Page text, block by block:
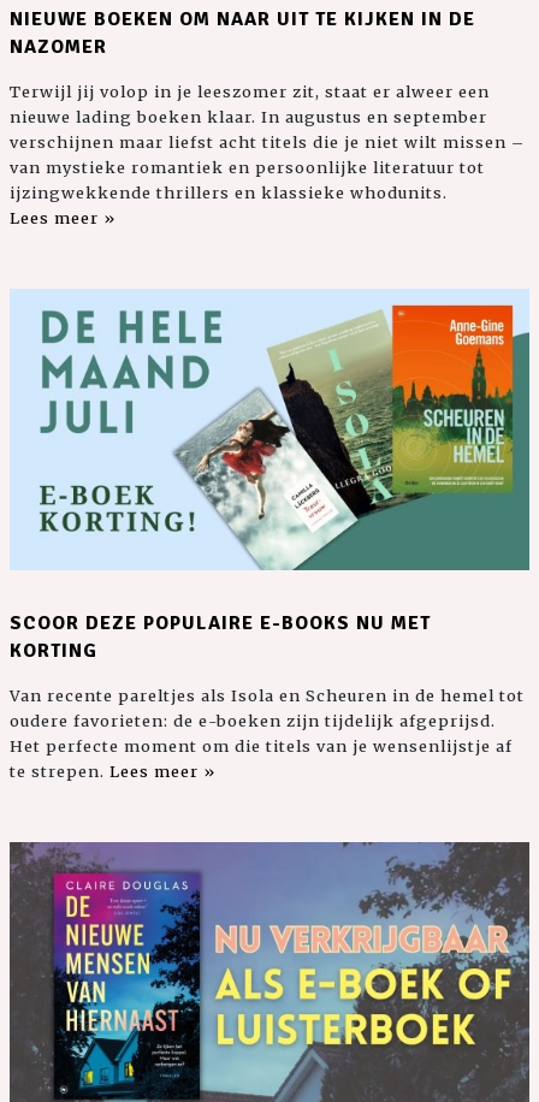
NIEUWE BOEKEN OM NAAR UIT TE KIJKEN IN DE
NAZOMER
Terwijl jij volop in je leeszomer zit, staat er alweer een
nieuwe lading boeken klaar. In augustus en september
verschijnen maar liefst acht titels die je niet wilt missen –
van mystieke romantiek en persoonlijke literatuur tot
ijzingwekkende thrillers en klassieke whodunits.
Lees meer »
SCOOR DEZE POPULAIRE E-BOOKS NU MET
KORTING
Van recente pareltjes als Isola en Scheuren in de hemel tot
oudere favorieten: de e-boeken zijn tijdelijk afgeprijsd.
Het perfecte moment om die titels van je wensenlijstje af
te strepen. Lees meer »